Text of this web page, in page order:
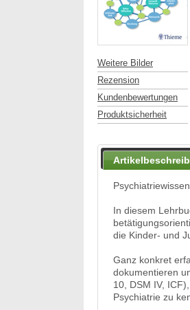
Weitere Bilder
Rezension
Kundenbewertungen
Produktsicherheit
In diesem
die Kinder- und
Ganz konkret
dokumentieren
10, DSM IV,
Psychiatrie zu